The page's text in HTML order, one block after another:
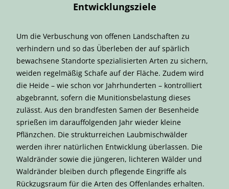
Entwicklungsziele
Um die Verbuschung von offenen Landschaften zu
verhindern und so das Überleben der auf spärlich
bewachsene Standorte spezialisierten Arten zu sichern,
weiden regelmäßig Schafe auf der Fläche. Zudem wird
die Heide – wie schon vor Jahrhunderten – kontrolliert
abgebrannt, sofern die Munitionsbelastung dieses
zulässt. Aus den brandfesten Samen der Besenheide
sprießen im darauffolgenden Jahr wieder kleine
Pflänzchen. Die strukturreichen Laubmischwälder
werden ihrer natürlichen Entwicklung überlassen. Die
Waldränder sowie die jüngeren, lichteren Wälder und
Waldränder bleiben durch pflegende Eingriffe als
Rückzugsraum für die Arten des Offenlandes erhalten.